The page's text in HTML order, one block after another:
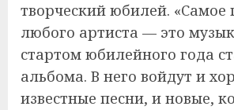
творческий юбилей. «Самое
любого артиста — это
стартом юбилейного года
альбома. В него войдут и
известные песни, и новые,